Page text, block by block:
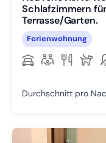
Schlafzimmern
Terrasse/Garten.
Ferienwohnung
Durchschnitt pro